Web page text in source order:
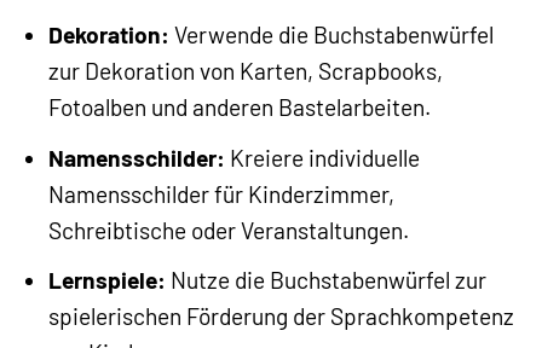
Dekoration: Verwende die Buchstabenwürfel
zur Dekoration von Karten, Scrapbooks,
Fotoalben und anderen Bastelarbeiten.
Namensschilder: Kreiere individuelle
Namensschilder für Kinderzimmer,
Schreibtische oder Veranstaltungen.
Lernspiele: Nutze die Buchstabenwürfel zur
spielerischen Förderung der Sprachkompetenz